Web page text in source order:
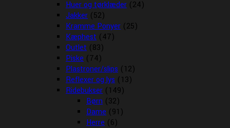
Huer og tørklæder (24)
Jakker (52)
Kramme Ponyer (25)
Kæphest (47)
Outlet (83)
Piske (74)
Plastroner/slips (12)
Reflexer og lys (13)
Ridebukser (149)
Børn (32)
Dame (91)
Herre (6)